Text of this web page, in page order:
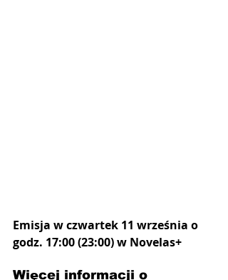
Emisja w czwartek 11 września o
godz. 17:00 (23:00) w Novelas+
Więcej informacji o